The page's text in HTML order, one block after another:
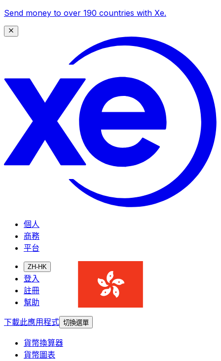
Send money to over 190 countries with Xe.
個人
商務
平台
ZH-HK
登入
註冊
幫助
下載此應用程式 切換選單
貨幣換算器
貨幣圖表